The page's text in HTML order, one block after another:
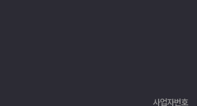
사업자번호